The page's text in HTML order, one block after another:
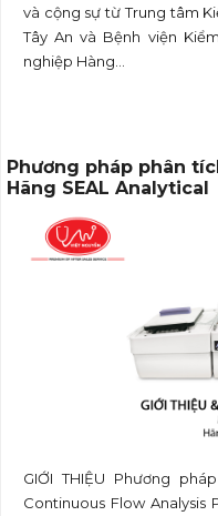
và cộng sự từ Trung tâm
Tây An và Bệnh viện
nghiệp Hàng...
Phương pháp phân
Hãng SEAL Analytical
GIỚI THIỆU Phương
Continuous Flow Analysis